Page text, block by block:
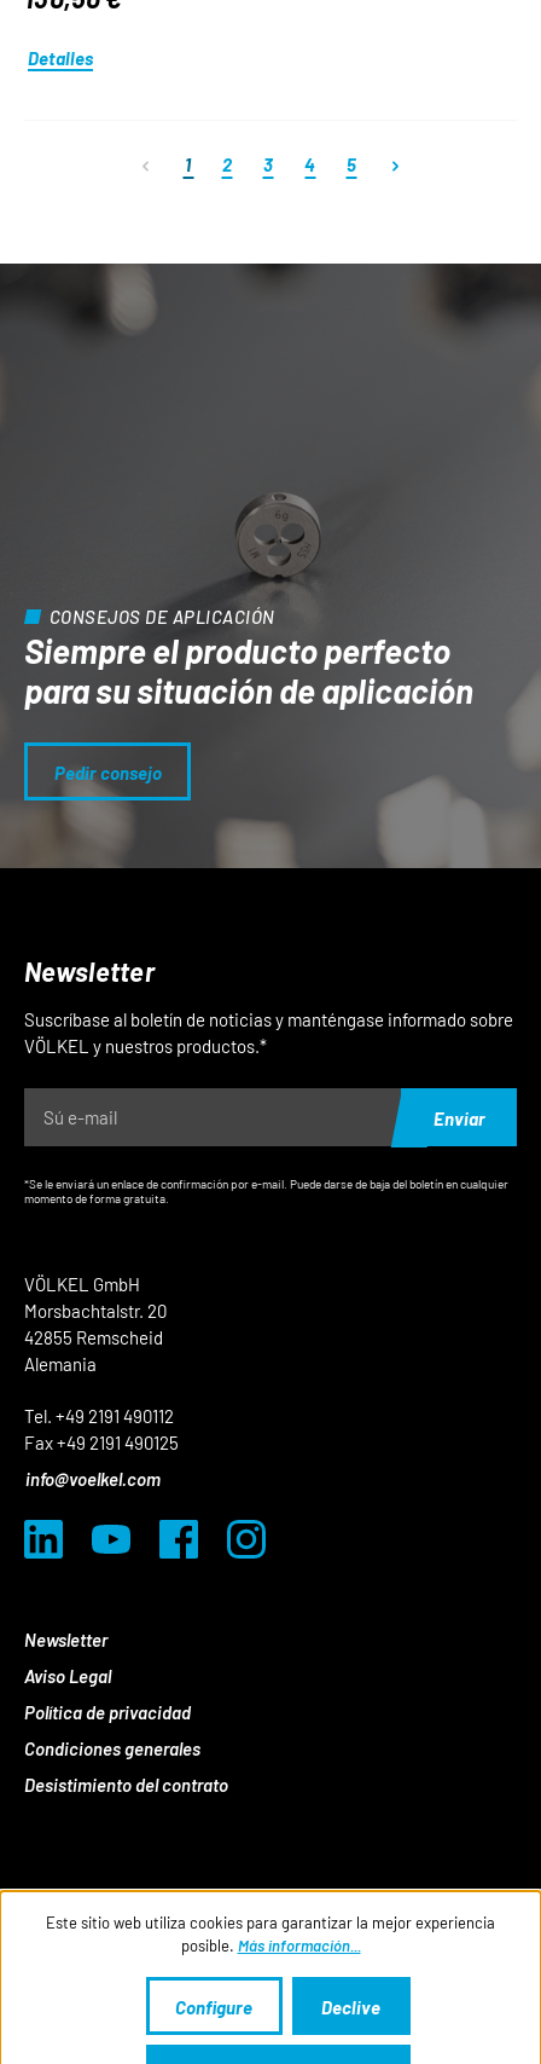
Detalles
Página
1 Página
2 Página
3 Página
4 Página
5
CONSEJOS DE APLICACIÓN
Siempre el producto perfecto
para su situación de aplicación
Pedir consejo
VÖLKEL GmbH
Morsbachtalstr. 20
42855 Remscheid
Alemania
Tel. +49 2191 490112
Fax +49 2191 490125
info@voelkel.com
Newsletter
Aviso Legal
Política de privacidad
Condiciones generales
Desistimiento del contrato
Newsletter
Suscríbase al boletín de noticias y manténgase informado sobre
VÖLKEL y nuestros productos.*
Enviar
*Se le enviará un enlace de confirmación por e-mail. Puede darse de baja del boletín en cualquier
momento de forma gratuita.
Este sitio web utiliza cookies para garantizar la mejor experiencia
posible. Más información...
Declive
Configure